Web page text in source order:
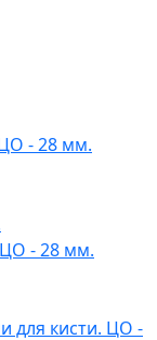
- 28 мм.
- 28 мм.